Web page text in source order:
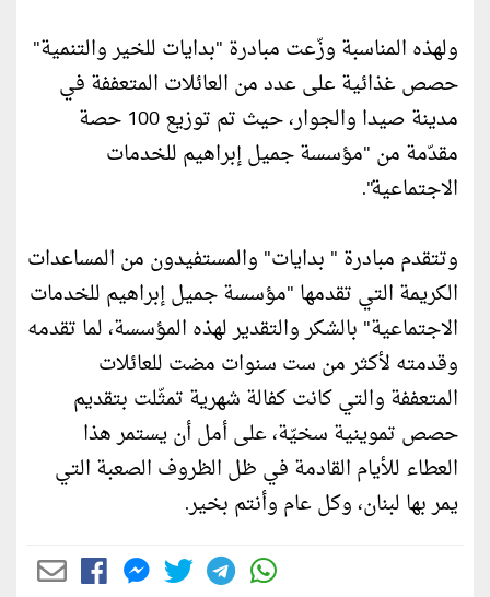
ولهذه المناسبة وزّعت مبادرة "بدايات للخير والتنمية"
حصص غذائية على عدد من العائلات المتعففة في
مدينة صيدا والجوار، حيث تم توزيع 100 حصة
مقدّمة من "مؤسسة جميل إبراهيم للخدمات
الاجتماعية".
وتتقدم مبادرة " بدايات" والمستفيدون من المساعدات
الكريمة التي تقدمها "مؤسسة جميل إبراهيم للخدمات
الاجتماعية" بالشكر والتقدير لهذه المؤسسة، لما تقدمه
وقدمته لأكثر من ست سنوات مضت للعائلات
المتعففة والتي كانت كفالة شهرية تمثّلت بتقديم
حصص تموينية سخيّة، على أمل أن يستمر هذا
العطاء للأيام القادمة في ظل الظروف الصعبة التي
يمر بها لبنان، وكل عام وأنتم بخير.